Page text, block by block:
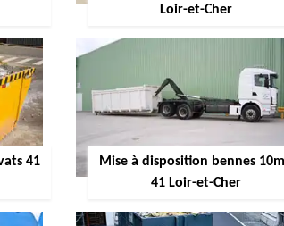
Loir-et-Cher
41
Mise à disposition bennes
41 Loir-et-Cher